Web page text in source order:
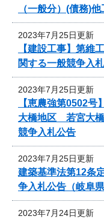
（一般分）(債務)
2023年7月25日更新
【建設工事】第維
関する一般競争入
2023年7月25日更新
【恵農強第0502
大橋地区 若宮大
競争入札公告
2023年7月25日更新
建築基準法第12条
争入札公告（岐阜
2023年7月24日更新